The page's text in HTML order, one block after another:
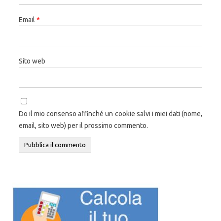
Email *
Sito web
Do il mio consenso affinché un cookie salvi i miei dati (nome,
email, sito web) per il prossimo commento.